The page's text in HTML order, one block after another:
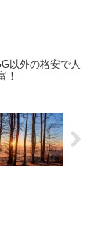
以外の格安で人
！